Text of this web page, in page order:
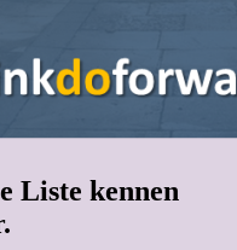
Liste kennen